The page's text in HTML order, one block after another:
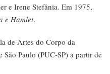
e Irene Stefânia. Em 1975,
e Hamlet.
de Artes do Corpo da
Paulo (PUC-SP) a partir de